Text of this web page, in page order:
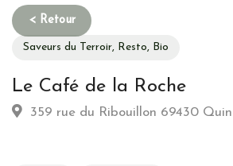
Saveurs du Terroir, Resto, Bio
Le Café de la Roche
359 rue du Ribouillon 69430